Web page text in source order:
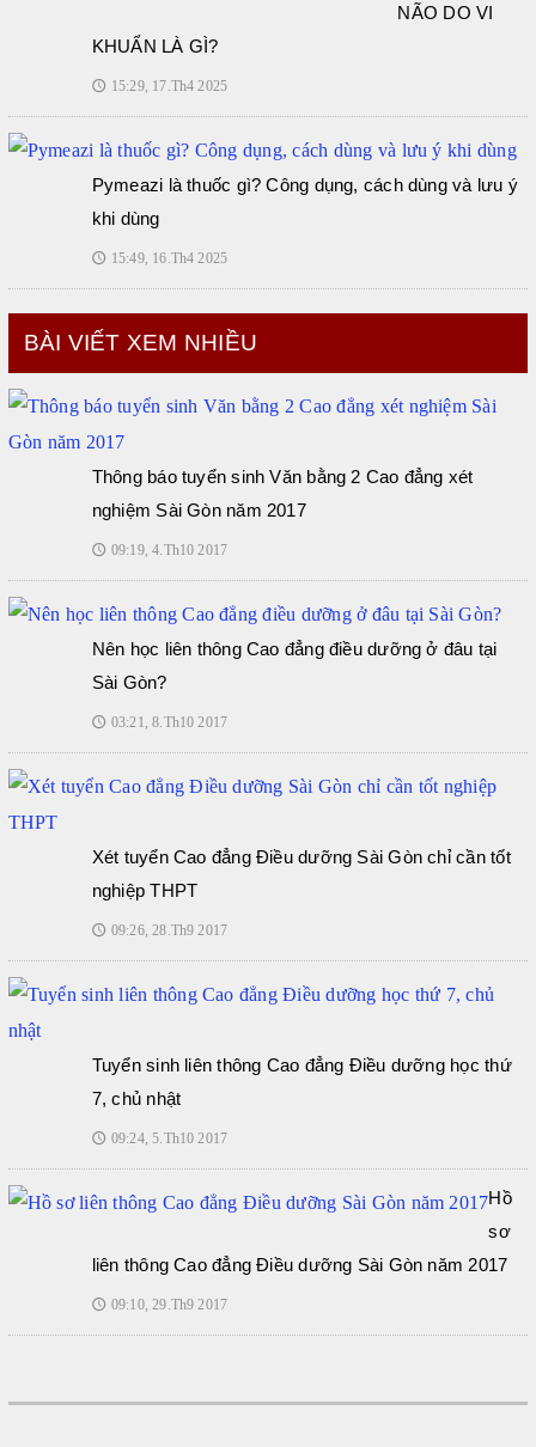
NÃO DO VI
KHUẨN LÀ GÌ?
🕔 15:29, 17.Th4 2025
Pymeazi là thuốc gì? Công dụng, cách dùng và lưu ý
khi dùng
🕔 15:49, 16.Th4 2025
BÀI VIẾT XEM NHIỀU
Thông báo tuyển sinh Văn bằng 2 Cao đẳng xét
nghiệm Sài Gòn năm 2017
🕔 09:19, 4.Th10 2017
Nên học liên thông Cao đẳng điều dưỡng ở đâu tại
Sài Gòn?
🕔 03:21, 8.Th10 2017
Xét tuyển Cao đẳng Điều dưỡng Sài Gòn chỉ cần tốt
nghiệp THPT
🕔 09:26, 28.Th9 2017
Tuyển sinh liên thông Cao đẳng Điều dưỡng học thứ
7, chủ nhật
🕔 09:24, 5.Th10 2017
Hồ
sơ
liên thông Cao đẳng Điều dưỡng Sài Gòn năm 2017
🕔 09:10, 29.Th9 2017